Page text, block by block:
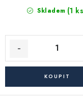
Skladem (1